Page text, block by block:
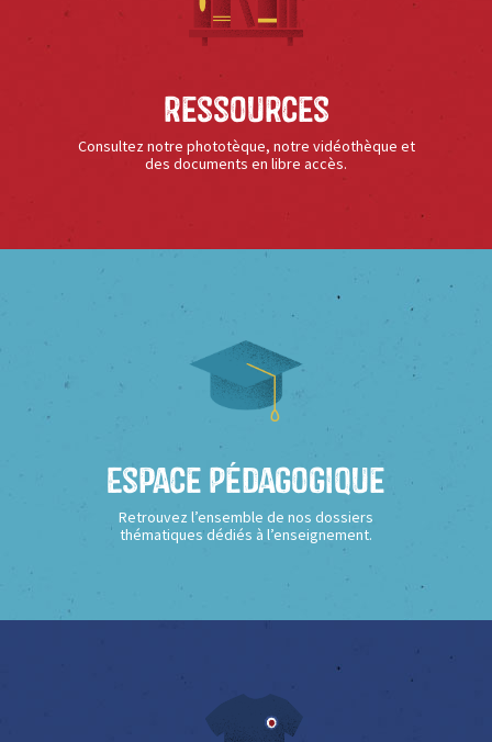
Ressources
Consultez notre phototèque, notre vidéothèque et
des documents en libre accès.
Espace Pédagogique
Retrouvez l’ensemble de nos dossiers
thématiques dédiés à l’enseignement.